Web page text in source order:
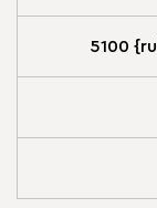
5100